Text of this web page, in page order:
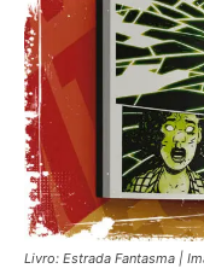
Livro: Estrada Fantasma |